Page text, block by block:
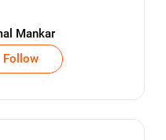
Mankar
Follow